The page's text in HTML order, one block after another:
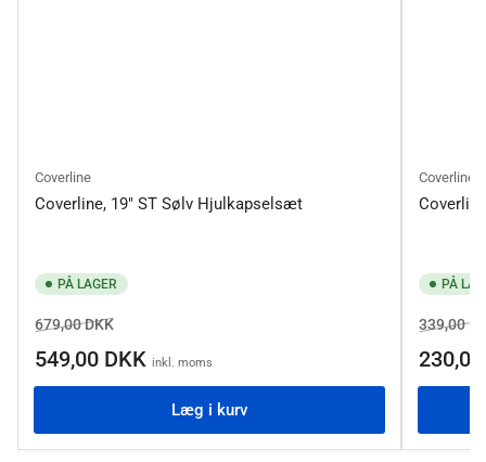
Coverline
Coverline, 19" ST Sølv Hjulkapselsæt
PÅ LAGER
Normalpris
679,00 DKKSalgspris
549,00 DKK inkl. moms
Læg i kurv
Coverline
PÅ
339,00